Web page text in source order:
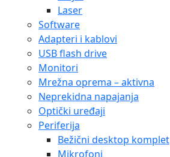
Laser
Software
Adapteri i kablovi
USB flash drive
Monitori
Mrežna oprema – aktivna
Neprekidna napajanja
Optički uređaji
Periferija
Bežični desktop komplet
Mikrofoni